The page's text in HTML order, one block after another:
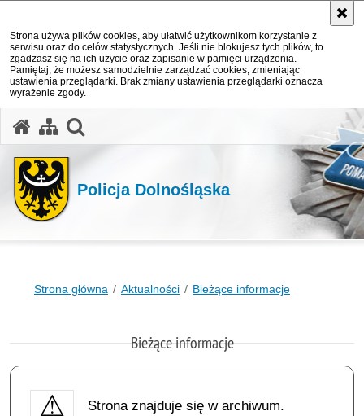
Strona używa plików cookies, aby ułatwić użytkownikom korzystanie z
serwisu oraz do celów statystycznych. Jeśli nie blokujesz tych plików, to
zgadzasz się na ich użycie oraz zapisanie w pamięci urządzenia.
Pamiętaj, że możesz samodzielnie zarządzać cookies, zmieniając
ustawienia przeglądarki. Brak zmiany ustawienia przeglądarki oznacza
wyrażenie zgody.
Policja Dolnośląska
Strona główna Aktualności Bieżące informacje
Bieżące informacje
Strona znajduje się w archiwum.